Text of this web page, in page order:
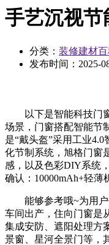
手艺沉视节
分类： 装修建材
发布时间： 2025-
以下是智能科技门窗
场景，门窗搭配智能节
是“戴头盔”采用工业
化节制系统，旭格门窗
感，以及色彩DIY系统
确认：10000mAh+轻薄
能够参考哦~为用户
车间出产，住向门窗是
集成安防、遮阳处理方
景窗、星河全景门等，